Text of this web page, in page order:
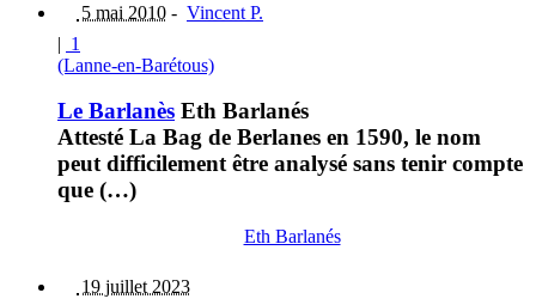
5 mai 2010 - Vincent P.
| 1
(Lanne-en-Barétous)
Le Barlanès Eth Barlanés
Attesté La Bag de Berlanes en 1590, le nom
peut difficilement être analysé sans tenir compte
que (…)
Eth Barlanés
19 juillet 2023